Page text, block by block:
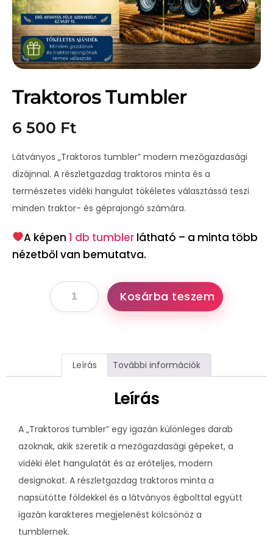
Traktoros Tumbler
6 500 Ft
Látványos „Traktoros tumbler” modern mezőgazdasági
dizájnnal. A részletgazdag traktoros minta és a
természetes vidéki hangulat tökéletes választássá teszi
minden traktor- és géprajongó számára.
A képen1 db tumbler látható – a minta több
nézetből van bemutatva.
Leírás További információk
Leírás
A „Traktoros tumbler” egy igazán különleges darab
azoknak, akik szeretik a mezőgazdasági gépeket, a
vidéki élet hangulatát és az erőteljes, modern
designokat. A részletgazdag traktoros minta a
napsütötte földekkel és a látványos égbolttal együtt
igazán karakteres megjelenést kölcsönöz a
tumblernek.